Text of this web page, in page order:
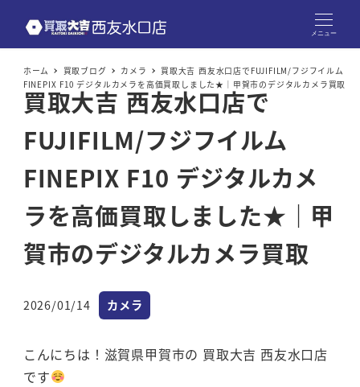
メニュー
ホーム 買取ブログ カメラ
買取大吉 西友水口店でFUJIFILM/フジフイルム
FINEPIX F10 デジタルカメラを高価買取しました★｜甲賀市のデジタルカメラ買取
買取大吉 西友水口店で
FUJIFILM/フジフイルム
FINEPIX F10 デジタルカメ
ラを高価買取しました★｜甲
賀市のデジタルカメラ買取
投稿日
2026/01/14 カテゴリー
カメラ
こんにちは！滋賀県甲賀市の 買取大吉 西友水口店
です